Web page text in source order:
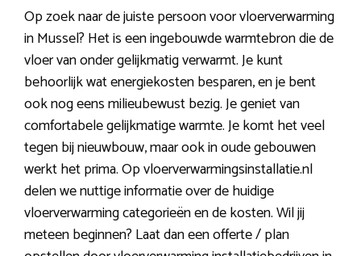
Op zoek naar de juiste persoon voor vloerverwarming
in Mussel? Het is een ingebouwde warmtebron die de
vloer van onder gelijkmatig verwarmt. Je kunt
behoorlijk wat energiekosten besparen, en je bent
ook nog eens milieubewust bezig. Je geniet van
comfortabele gelijkmatige warmte. Je komt het veel
tegen bij nieuwbouw, maar ook in oude gebouwen
werkt het prima. Op vloerverwarmingsinstallatie.nl
delen we nuttige informatie over de huidige
vloerverwarming categorieën en de kosten. Wil jij
meteen beginnen? Laat dan een offerte / plan